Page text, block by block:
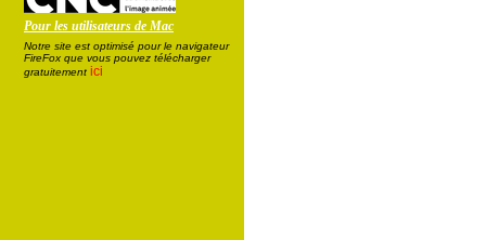
Pour les utilisateurs de Mac
Notre site est optimisé pour le navigateur
FireFox que vous pouvez télécharger
gratuitement ici